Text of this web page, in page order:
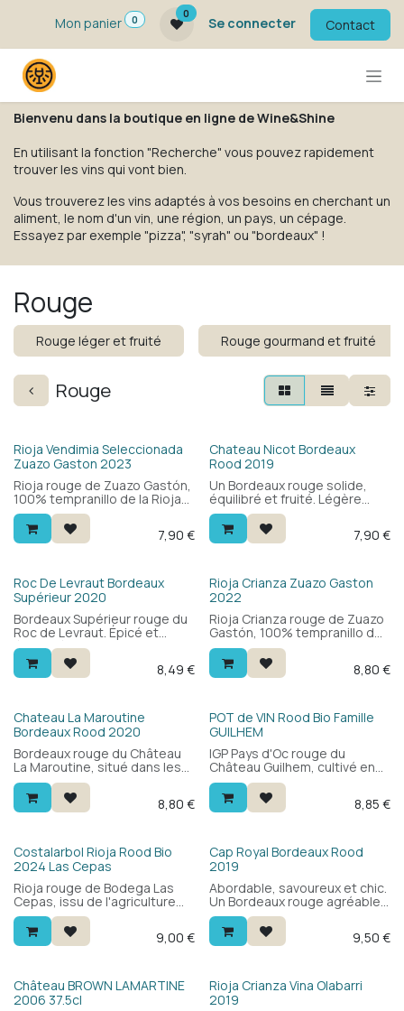
Se rendre au contenu
Mon panier
0
0
Se connecter Contact
Bienvenu dans la boutique en ligne de Wine&Shine
En utilisant la fonction "Recherche" vous pouvez rapidement
trouver les vins qui vont bien.
Vous trouverez les vins adaptés à vos besoins en cherchant un
aliment, le nom d'un vin, une région, un pays, un cépage.
Essayez par exemple "pizza", "syrah" ou "bordeaux" !
Rouge
Rouge léger et fruité Rouge gourmand et fruité
Rouge
Rioja Vendimia Seleccionada
Zuazo Gaston 2023
Rioja rouge de Zuazo Gastón,
100% tempranillo de la Rioja
Alavesa. Fruité, facile à boire
et moderne — sans chichi.
Parfait avec les plats du 7,90 €
Chateau Nicot Bordeaux
Rood 2019
Un Bordeaux rouge solide,
équilibré et fruité. Légère
note boisée, excellent
rapport qualité-prix.
7,90 €
HVE
Roc De Levraut Bordeaux
Supérieur 2020
Bordeaux Supérieur rouge du
Roc de Levraut. Épicé et
équilibré, avec des fruits
rouges et des tanins souples.
Un bordeaux classique à petit
les occasions.
8,49 €
Rioja Crianza Zuazo Gaston
2022
Rioja Crianza rouge de Zuazo
Gastón, 100% tempranillo de
la Rioja Alavesa. 12 mois en
fûts de chêne français et
américain : fruité et facile à
et accessible. Pour toutes les
occasions.
8,80 €
Chateau La Maroutine
Bordeaux Rood 2020
Bordeaux rouge du Château
La Maroutine, situé dans les
Graves sur sols graveleux. Un
assemblage accessible de
merlot et cabernet sauvignon
boisées. Un classique
abordable et gourmand.
8,80 €
Bio
POT de VIN Rood Bio Famille
GUILHEM
IGP Pays d'Oc rouge du
Château Guilhem, cultivé en
bio-dynamie dans le
Languedoc. 100% merlot,
élaboré sans bois. Fruité,
jours.
8,85 €
Bio
Costalarbol Rioja Rood Bio
2024 Las Cepas
Rioja rouge de Bodega Las
Cepas, issu de l'agriculture
biologique à Uruñuela. Blend
de graciano, garnacha et
tempranillo : rond, fruité et
9,00 €
Cap Royal Bordeaux Rood
2019
Abordable, savoureux et chic.
Un Bordeaux rouge agréable
à boire. Son bel équilibre et la
puissance ronde du Merlot
font de ce vin rouge un choix
Bordeaux pour moins de 10
euros.
9,50 €
Château BROWN LAMARTINE
2006 37.5cl
Rioja Crianza Vina Olabarri
2019